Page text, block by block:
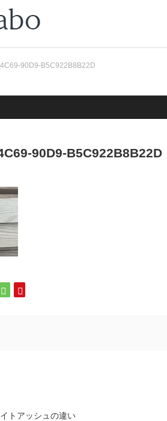
90D9-B5C922B8B22D
90D9-B5C922B8B22D
トアッシュの違い